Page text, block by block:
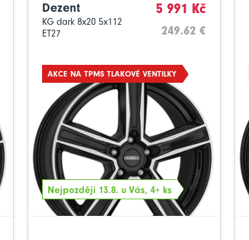
Dezent
KG dark 8x20 5x112
ET27
5 991 Kč
249.62 €
AKCE NA TPMS TLAKOVÉ VENTILKY
Nejpozději 13.8. u Vás, 4+ ks